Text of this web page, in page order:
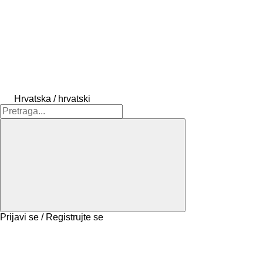
Hrvatska / hrvatski
Prijavi se / Registrujte se